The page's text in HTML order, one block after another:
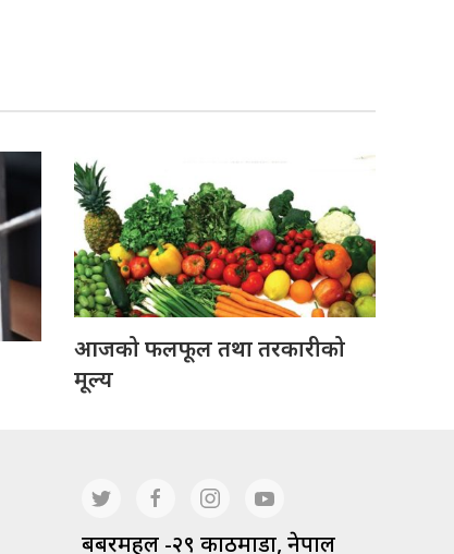
आजको फलफूल तथा तरकारीको
मूल्य
बबरमहल -२९ काठमाडौं, नेपाल